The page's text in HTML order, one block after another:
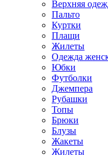
Верхняя
Пальто
Куртки
Плащи
Жилеты
Одежда
Юбки
Футболки
Джемпера
Рубашки
Топы
Брюки
Блузы
Жакеты
Жилеты